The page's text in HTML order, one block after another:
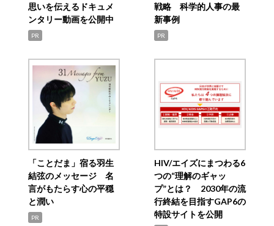
思いを伝えるドキュメ
ンタリー動画を公開中
PR
戦略 科学的人事の最
新事例
PR
「ことだま」宿る羽生
結弦のメッセージ 名
言がもたらす心の平穏
と潤い
PR
HIV/エイズにまつわる6
つの“理解のギャッ
プ”とは？ 2030年の流
行終結を目指すGAP6の
特設サイトを公開